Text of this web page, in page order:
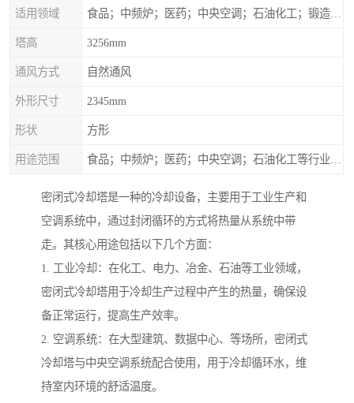
适用领域
塔高 3256mm
通风方式 自然通风
外形尺寸 2345mm
形状 方形
用途范围
密闭式冷却塔是一种的冷却设备，主要用于工业生产和
空调系统中，通过封闭循环的方式将热量从系统中带
走。其核心用途包括以下几个方面：
1. 工业冷却：在化工、电力、冶金、石油等工业领域，
密闭式冷却塔用于冷却生产过程中产生的热量，确保设
备正常运行，提高生产效率。
2. 空调系统：在大型建筑、数据中心、等场所，密闭式
冷却塔与中央空调系统配合使用，用于冷却循环水，维
持室内环境的舒适温度。